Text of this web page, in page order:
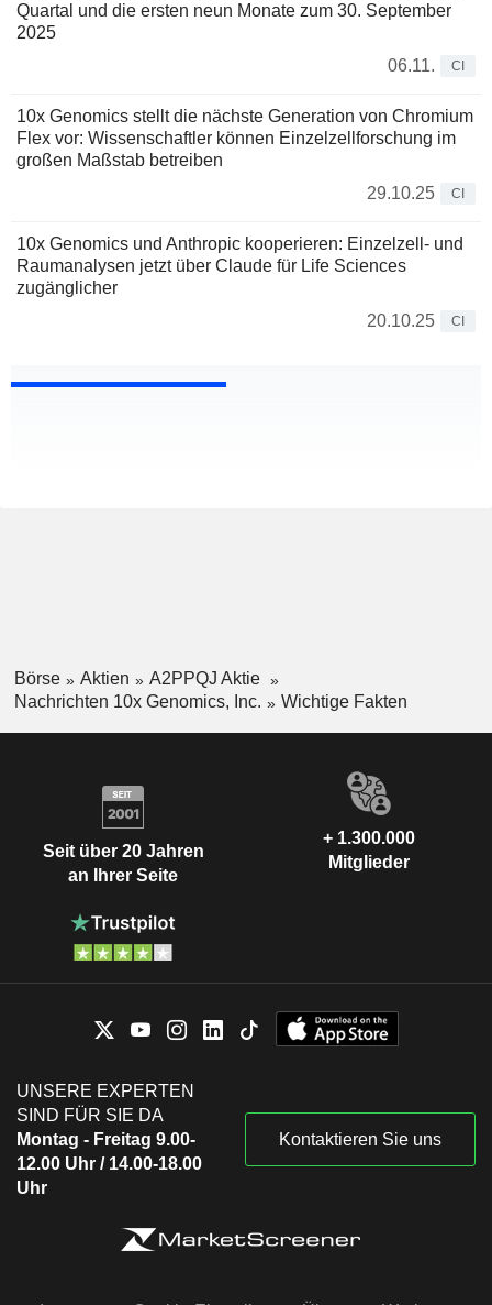
Quartal und die ersten neun Monate zum 30. September
2025
06.11.
CI
10x Genomics stellt die nächste Generation von Chromium
Flex vor: Wissenschaftler können Einzelzellforschung im
großen Maßstab betreiben
29.10.25
CI
10x Genomics und Anthropic kooperieren: Einzelzell- und
Raumanalysen jetzt über Claude für Life Sciences
zugänglicher
20.10.25
CI
Börse Aktien
A2PPQJ Aktie
Nachrichten 10x Genomics, Inc.
Wichtige Fakten
Seit über 20 Jahren
an Ihrer Seite
+ 1.300.000
Mitglieder
UNSERE EXPERTEN
SIND FÜR SIE DA
Montag - Freitag 9.00-
12.00 Uhr / 14.00-18.00
Uhr
Kontaktieren Sie uns